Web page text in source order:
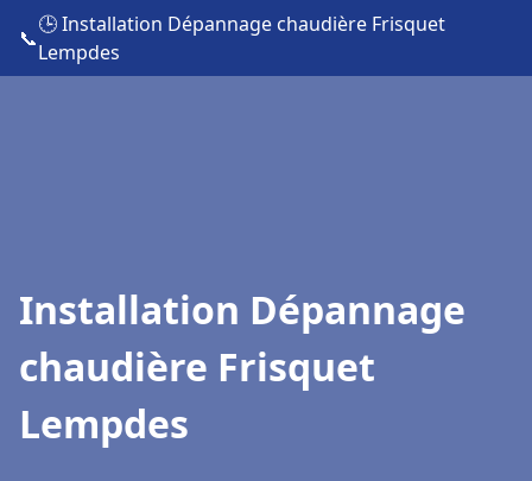
📞
🕒 Installation Dépannage chaudière Frisquet
Lempdes
Installation Dépannage
chaudière Frisquet
Lempdes